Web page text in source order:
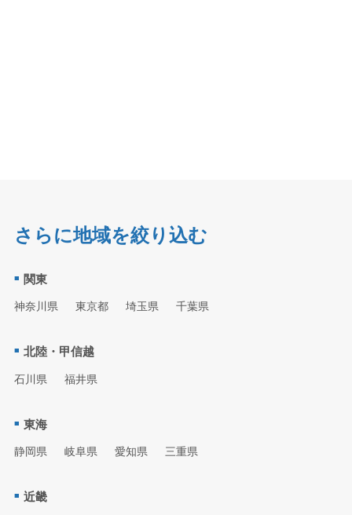
さらに地域を絞り込む
関東
神奈川県 東京都 埼玉県 千葉県
北陸・甲信越
石川県 福井県
東海
静岡県 岐阜県 愛知県 三重県
近畿